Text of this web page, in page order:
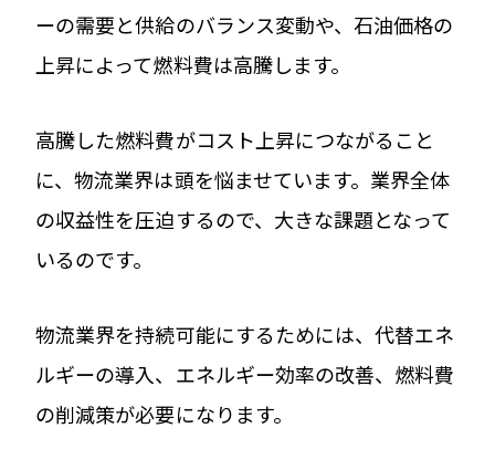
ーの需要と供給のバランス変動や、石油価格の
上昇によって燃料費は高騰します。
高騰した燃料費がコスト上昇につながること
に、物流業界は頭を悩ませています。業界全体
の収益性を圧迫するので、大きな課題となって
いるのです。
物流業界を持続可能にするためには、代替エネ
ルギーの導入、エネルギー効率の改善、燃料費
の削減策が必要になります。